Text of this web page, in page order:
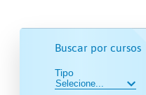
Buscar por cursos
Tipo